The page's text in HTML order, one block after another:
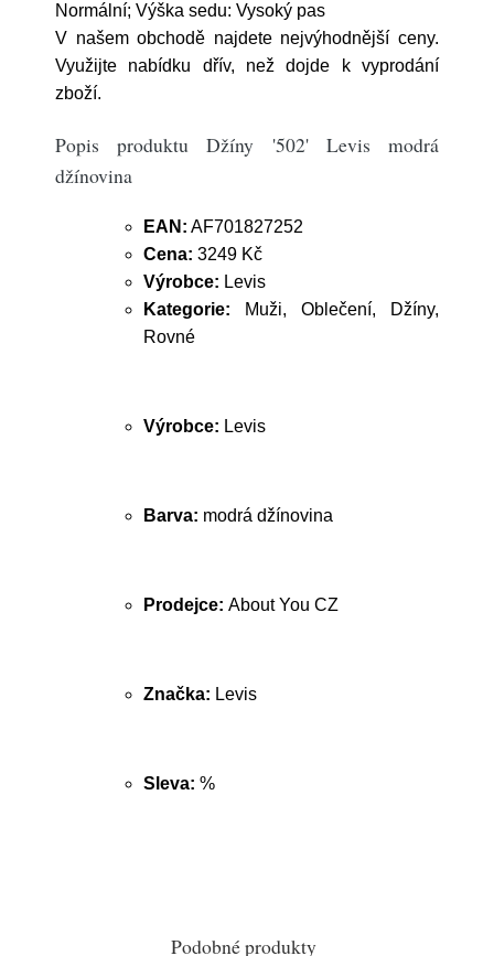
Normální; Výška sedu: Vysoký pas
V našem obchodě najdete nejvýhodnější ceny.
Využijte nabídku dřív, než dojde k vyprodání
zboží.
Popis produktu Džíny '502' Levis modrá
džínovina
EAN: AF701827252
Cena: 3249 Kč
Výrobce: Levis
Kategorie: Muži, Oblečení, Džíny,
Rovné
Výrobce: Levis
Barva: modrá džínovina
Prodejce: About You CZ
Značka: Levis
Sleva: %
Podobné produkty